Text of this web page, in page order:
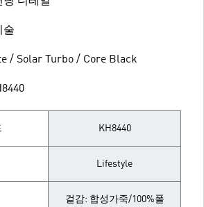
술
/ Solar Turbo / Core Black
KH8440
Lifestyle
겉감: 합성가죽/100%폴